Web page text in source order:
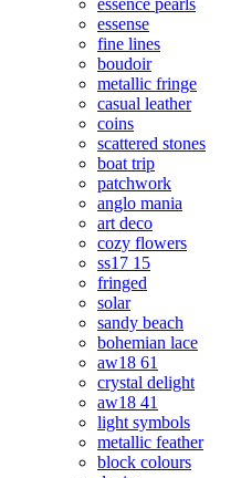
essence pearls
essense
fine lines
boudoir
metallic fringe
casual leather
coins
scattered stones
boat trip
patchwork
anglo mania
art deco
cozy flowers
ss17 15
fringed
solar
sandy beach
bohemian lace
aw18 61
crystal delight
aw18 41
light symbols
metallic feather
block colours